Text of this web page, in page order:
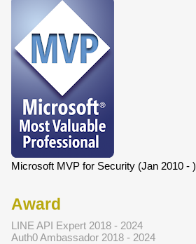
Microsoft MVP for Security (Jan 2010 - )
Award
LINE API Expert 2018 - 2024
Auth0 Ambassador 2018 - 2024